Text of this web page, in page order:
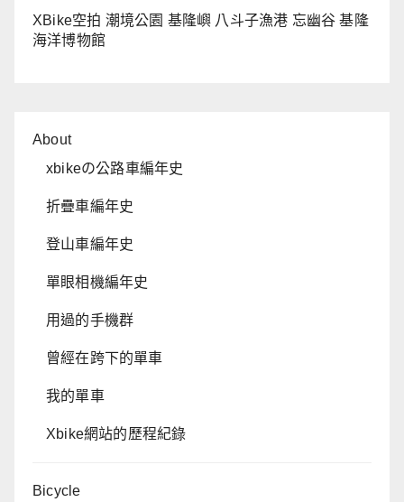
XBike空拍 潮境公園 基隆嶼 八斗子漁港 忘幽谷 基隆
海洋博物館
About
xbikeの公路車編年史
折疊車編年史
登山車編年史
單眼相機編年史
用過的手機群
曾經在跨下的單車
我的單車
Xbike網站的歷程紀錄
Bicycle